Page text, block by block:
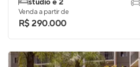
studio e 2
Venda a partir de
R$ 290.000